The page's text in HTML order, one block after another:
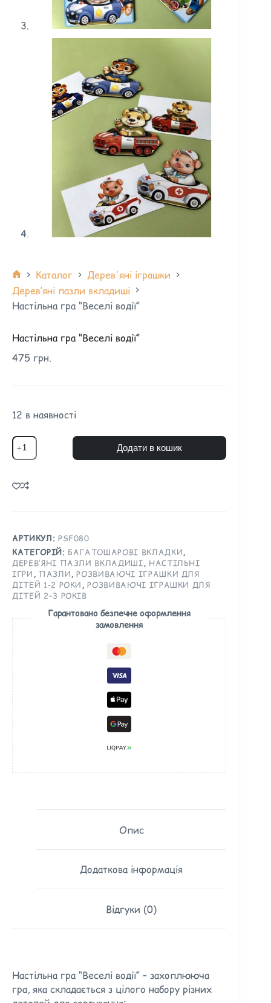
Каталог
Дерев'яні іграшки
Дерев’яні пазли вкладиші
Настільна гра “Веселі водії”
Настільна гра “Веселі водії”
475 грн.
12 в наявності
Додати в кошик
АРТИКУЛ: PSF080
КАТЕГОРІЙ: БАГАТОШАРОВІ ВКЛАДКИ,
ДЕРЕВ’ЯНІ ПАЗЛИ ВКЛАДИШІ, НАСТІЛЬНІ
ІГРИ , ПАЗЛИ,РОЗВИВАЮЧІ ІГРАШКИ ДЛЯ
ДІТЕЙ 1-2 РОКИ ,РОЗВИВАЮЧІ ІГРАШКИ ДЛЯ
ДІТЕЙ 2–3 РОКІВ
Гарантовано безпечне оформлення
замовлення
Опис
Додаткова інформація
Відгуки (0)
Настільна гра “Веселі водії” – захоплююча
гра, яка складається з цілого набору різних